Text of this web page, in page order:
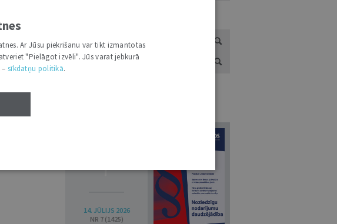
7
14. JŪLIJS 2026
NR 7 (1425)
Ar Jūsu piekrišanu var tikt izmantotas
"Pielāgot izvēli". Jūs varat jebkurā
sīkdatņu politikā.